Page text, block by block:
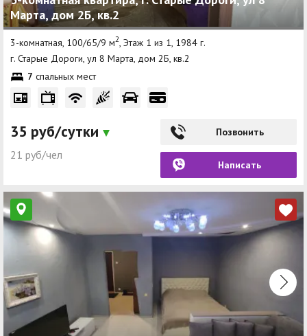
Другие разделы
Новости
Агентства
Ремонт квартир
Грузовое такси
Способы оплаты
Реклама на сайте
Марта, дом 2Б, кв.2
3-комнатная, 100/65/9 м2 , Этаж 1 из 1, 1984 г.
г. Старые Дороги, ул 8 Марта, дом 2Б, кв.2
7 спальных мест
35 руб/сутки
21 руб/чел
Позвонить
Написать